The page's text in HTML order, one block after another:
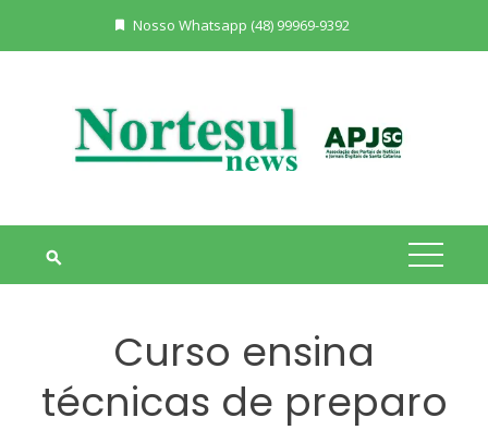
Nosso Whatsapp (48) 99969-9392
Curso ensina
técnicas de preparo